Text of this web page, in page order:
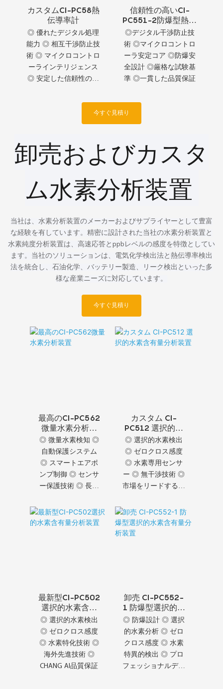
カスタムCI-PC58熱
伝導率計
◎ 優れたデジタル処理
能力 ◎ 相互干渉防止技
術 ◎ マイクロコントロ
ーラインテリジェンス
◎ 安定した信頼性の高
越した国際品質
信頼性の高いCI-
PC551-2防爆型熱伝
導率計
◎デジタル干渉防止技
術 ◎マイクロコントロ
ーラ安定コア ◎防爆安
全設計 ◎厳格な試験基
準 ◎一貫した品質保証
今すぐ見積り
卸売およびカスタ
ム水素分析装置
当社は、水素分析装置のメーカーおよびサプライヤーとして豊富
な経験を有しています。精密に設計された当社の水素分析装置と
水素純度分析装置は、高速応答とppbレベルの感度を特徴としてい
ます。当社のソリューションは、電気化学検出法と熱伝導率検出
法を統合し、石油化学、バッテリー製造、リーク検出といった多
様な産業ニーズに対応しています。
今すぐ見積り
最高のCI-PC562
微量水素分析装
置
◎ 微量水素検知 ◎
自動保護システム
◎ スマートエアポ
ンプ制御 ◎ センサ
ー保護技術 ◎ 長寿
カスタム CI-
PC512 選択的水
素含有量分析装
置
◎ 選択的水素検出
◎ ゼロクロス感度
◎ 水素専用センサ
ー ◎ 無干渉技術 ◎
市場をリードする機
パフォーマンス
最新型CI-PC502
選択的水素含有
量分析装置
◎ 選択的水素検出
◎ ゼロクロス感度
◎ 水素特化技術 ◎
海外先進技術 ◎
CHANG AI品質保証
卸売 CI-PC552-
1 防爆型選択的水
素含有量分析装
置
◎ 防爆設計 ◎ 選択
的水素分析 ◎ ゼロ
クロス感度 ◎ 水素
特異的検出 ◎ プロ
フェッショナルデザ